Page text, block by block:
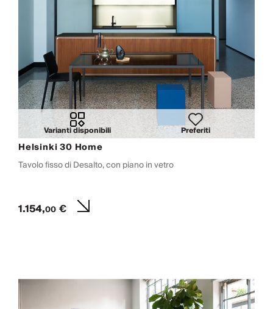
Varianti disponibili Preferiti
Helsinki 30 Home
Tavolo fisso di Desalto, con piano in vetro
1.154,00€